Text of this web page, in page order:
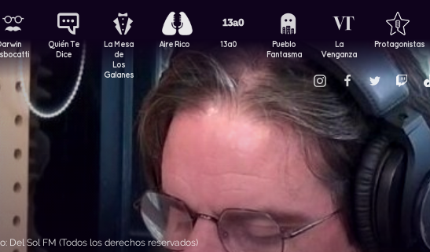
Quién Te
Dice
La Mesa
de
Los
Galanes
Aire Rico 13a0
Pueblo
Fantasma
La
Venganza
Protagonistas
Sol FM (Todos los derechos reservados)